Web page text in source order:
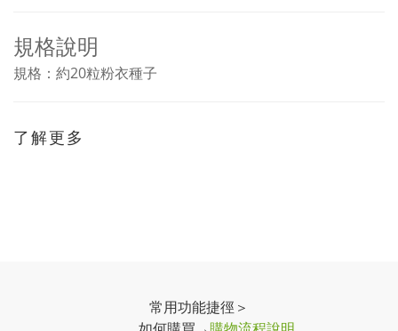
規格說明
規格：約20粒粉衣種子
了解更多
常用功能捷徑＞